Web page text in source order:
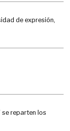
de expresión,
se reparten los